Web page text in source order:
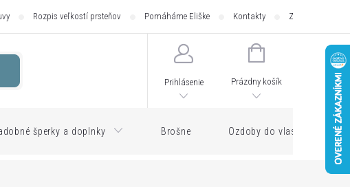
Rozpis veľkostí prsteňov Pomáháme Eliške Kontakty Zásilkovna -
Prihlásenie
NÁKUPNÝ
Prázdny košík
šperky a doplnky Brošne Ozdoby do vlasov